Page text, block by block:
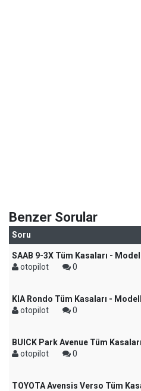
Benzer Sorular
Soru
SAAB 9-3X Tüm Kasaları -
otopilot
0
KIA Rondo Tüm Kasaları -
otopilot
0
BUICK Park Avenue Tüm
otopilot
0
TOYOTA Avensis Verso Tüm